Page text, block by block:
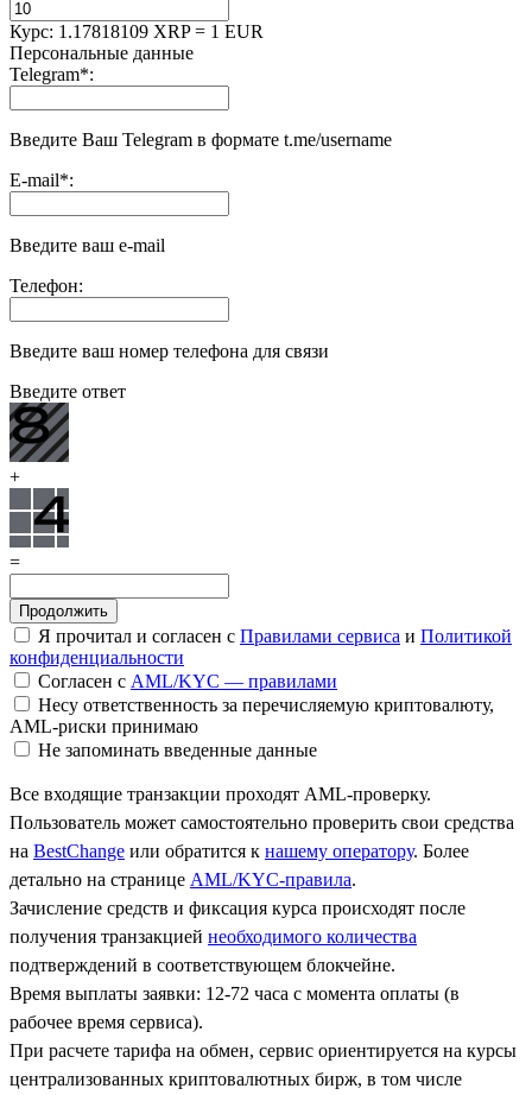
Курс: 1.17818109 XRP = 1 EUR
Персональные данные
Telegram*:
Введите Ваш Telegram в формате t.me/username
E-mail*:
Введите ваш e-mail
Телефон:
Введите ваш номер телефона для связи
Введите ответ
+
=
Я прочитал и согласен с Правилами сервиса и Политикой
конфиденциальности
Согласен с AML/KYC — правилами
Несу ответственность за перечисляемую криптовалюту,
AML-риски принимаю
Не запоминать введенные данные
Все входящие транзакции проходят AML-проверку.
Пользователь может самостоятельно проверить свои средства
на BestChange или обратится к нашему оператору. Более
детально на странице AML/KYC-правила.
Зачисление средств и фиксация курса происходят после
получения транзакцией необходимого количества
подтверждений в соответствующем блокчейне.
Время выплаты заявки: 12-72 часа с момента оплаты (в
рабочее время сервиса).
При расчете тарифа на обмен, сервис ориентируется на курсы
централизованных криптовалютных бирж, в том числе